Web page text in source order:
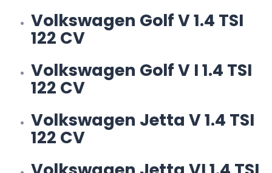
Volkswagen Golf V 1.4 TSI
122 CV
Volkswagen Golf V I 1.4 TSI
122 CV
Volkswagen Jetta V 1.4 TSI
122 CV